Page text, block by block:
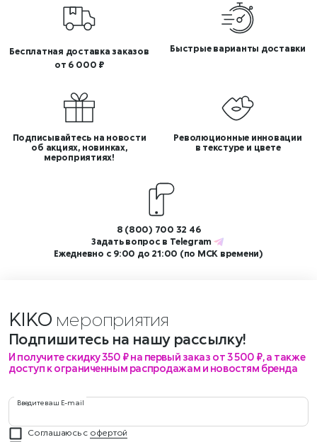
Бесплатная доставка заказов
от 6 000 ₽
Быстрые варианты доставки
Подписывайтесь на новости
об акциях, новинках,
мероприятиях!
Революционные инновации
в текстуре и цвете
8 (800) 700 32 46
Задать вопрос в Telegram
Ежедневно с 9:00 до 21:00 (по МСК времени)
KIKO мероприятия бре
Подпишитесь на нашу рассылку!
И получите скидку 350 ₽ на первый заказ от 3 500 ₽, а также
доступ к ограниченным распродажам и новостям бренда
Введите ваш E-mail
Соглашаюсь с офертой